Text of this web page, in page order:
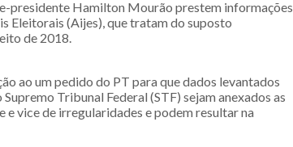
presidente Hamilton Mourão prestem informações
Eleitorais (Aijes), que tratam do suposto
de 2018.
ao um pedido do PT para que dados levantados
Tribunal Federal (STF) sejam anexados as
e vice de irregularidades e podem resultar na